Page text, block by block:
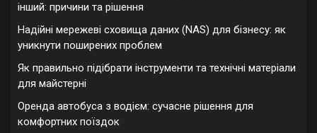
інший: причини та рішення
Надійні мережеві сховища даних (NAS) для бізнесу: як
уникнути поширених проблем
Як правильно підібрати інструменти та технічні матеріали
для майстерні
Оренда автобуса з водієм: сучасне рішення для
комфортних поїздок